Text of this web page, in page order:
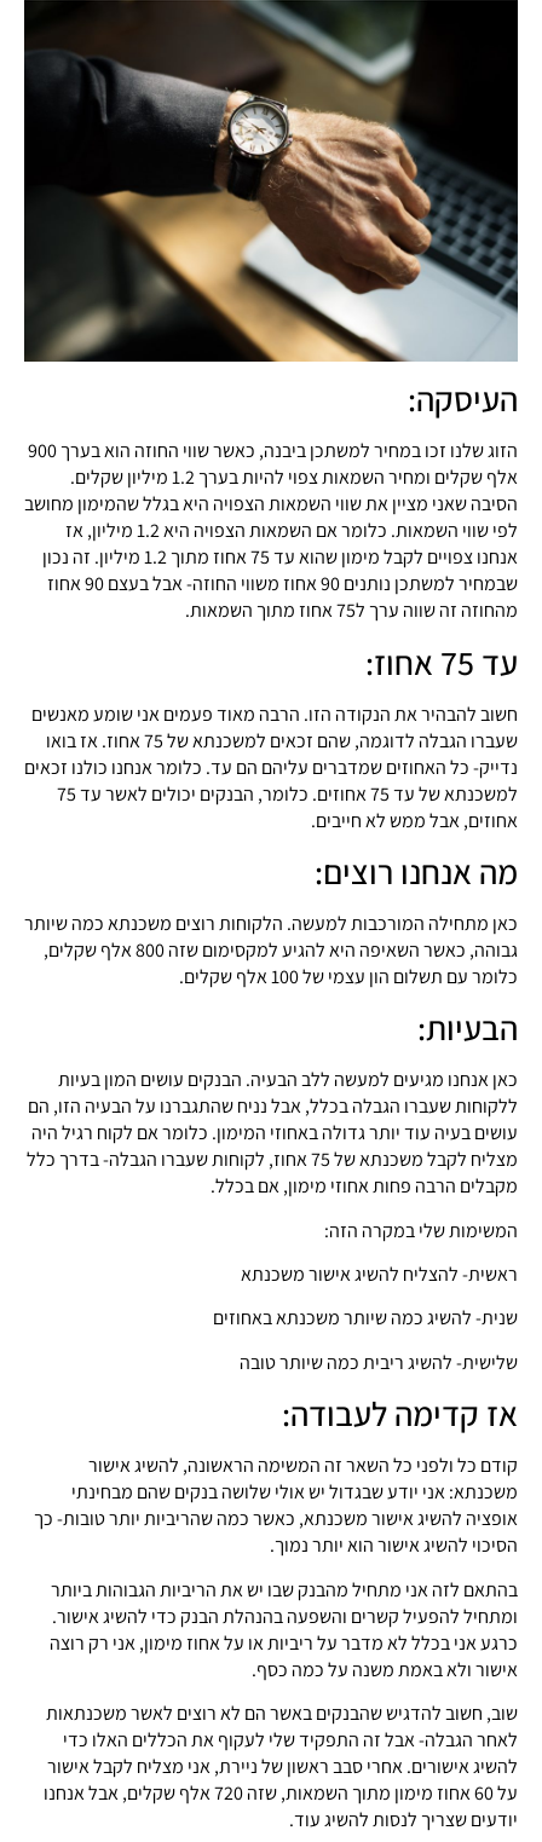
העיסקה:
הזוג שלנו זכו במחיר למשתכן ביבנה, כאשר שווי החוזה הוא בערך 900
אלף שקלים ומחיר השמאות צפוי להיות בערך 1.2 מיליון שקלים.
הסיבה שאני מציין את שווי השמאות הצפויה היא בגלל שהמימון מחושב
לפי שווי השמאות. כלומר אם השמאות הצפויה היא 1.2 מיליון, אז
אנחנו צפויים לקבל מימון שהוא עד 75 אחוז מתוך 1.2 מיליון. זה נכון
שבמחיר למשתכן נותנים 90 אחוז משווי החוזה- אבל בעצם 90 אחוז
מהחוזה זה שווה ערך ל75 אחוז מתוך השמאות.
עד 75 אחוז:
חשוב להבהיר את הנקודה הזו. הרבה מאוד פעמים אני שומע מאנשים
שעברו הגבלה לדוגמה, שהם זכאים למשכנתא של 75 אחוז. אז בואו
נדייק- כל האחוזים שמדברים עליהם הם עד. כלומר אנחנו כולנו זכאים
למשכנתא של עד 75 אחוזים. כלומר, הבנקים יכולים לאשר עד 75
אחוזים, אבל ממש לא חייבים.
מה אנחנו רוצים:
כאן מתחילה המורכבות למעשה. הלקוחות רוצים משכנתא כמה שיותר
גבוהה, כאשר השאיפה היא להגיע למקסימום שזה 800 אלף שקלים,
כלומר עם תשלום הון עצמי של 100 אלף שקלים.
הבעיות:
כאן אנחנו מגיעים למעשה ללב הבעיה. הבנקים עושים המון בעיות
ללקוחות שעברו הגבלה בכלל, אבל נניח שהתגברנו על הבעיה הזו, הם
עושים בעיה עוד יותר גדולה באחוזי המימון. כלומר אם לקוח רגיל היה
מצליח לקבל משכנתא של 75 אחוז, לקוחות שעברו הגבלה- בדרך כלל
מקבלים הרבה פחות אחוזי מימון, אם בכלל.
המשימות שלי במקרה הזה:
ראשית- להצליח להשיג אישור משכנתא
שנית- להשיג כמה שיותר משכנתא באחוזים
שלישית- להשיג ריבית כמה שיותר טובה
אז קדימה לעבודה:
קודם כל ולפני כל השאר זה המשימה הראשונה, להשיג אישור
משכנתא: אני יודע שבגדול יש אולי שלושה בנקים שהם מבחינתי
אופציה להשיג אישור משכנתא, כאשר כמה שהריביות יותר טובות- כך
הסיכוי להשיג אישור הוא יותר נמוך.
בהתאם לזה אני מתחיל מהבנק שבו יש את הריביות הגבוהות ביותר
ומתחיל להפעיל קשרים והשפעה בהנהלת הבנק כדי להשיג אישור.
כרגע אני בכלל לא מדבר על ריביות או על אחוז מימון, אני רק רוצה
אישור ולא באמת משנה על כמה כסף.
שוב, חשוב להדגיש שהבנקים באשר הם לא רוצים לאשר משכנתאות
לאחר הגבלה- אבל זה התפקיד שלי לעקוף את הכללים האלו כדי
להשיג אישורים. אחרי סבב ראשון של ניירת, אני מצליח לקבל אישור
על 60 אחוז מימון מתוך השמאות, שזה 720 אלף שקלים, אבל אנחנו
יודעים שצריך לנסות להשיג עוד.